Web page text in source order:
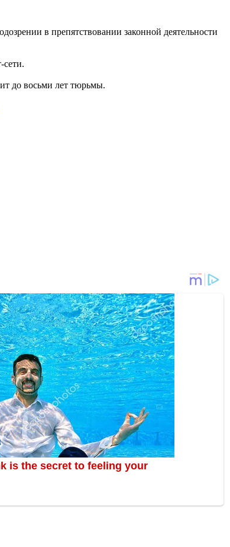
в препятствовании законной деятельности
сети.
до восьми лет тюрьмы.